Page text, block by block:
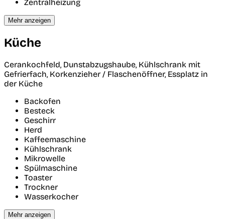
Zentralheizung
Mehr anzeigen
Küche
Cerankochfeld, Dunstabzugshaube, Kühlschrank mit
Gefrierfach, Korkenzieher / Flaschenöffner, Essplatz in
der Küche
Backofen
Besteck
Geschirr
Herd
Kaffeemaschine
Kühlschrank
Mikrowelle
Spülmaschine
Toaster
Trockner
Wasserkocher
Mehr anzeigen